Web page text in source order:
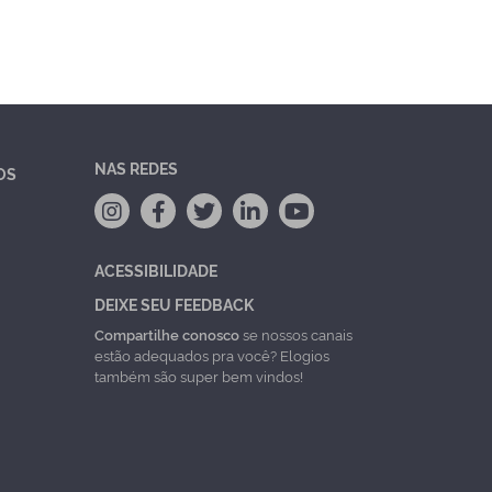
NAS REDES
ACESSIBILIDADE
DEIXE SEU FEEDBACK
Compartilhe conoscose nossos canais
estão adequados pra você? Elogios
também são super bem vindos!